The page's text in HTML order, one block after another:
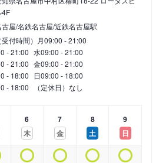
4F
古屋/名鉄名古屋/近鉄名古屋駅
受付時間） 月09:00 - 21:00
- 21:00 水09:00 - 21:00
- 21:00 金09:00 - 21:00
- 18:00 日09:00 - 18:00
- 18:00 （定休日）なし
6
木
7
金
8
土
9
日